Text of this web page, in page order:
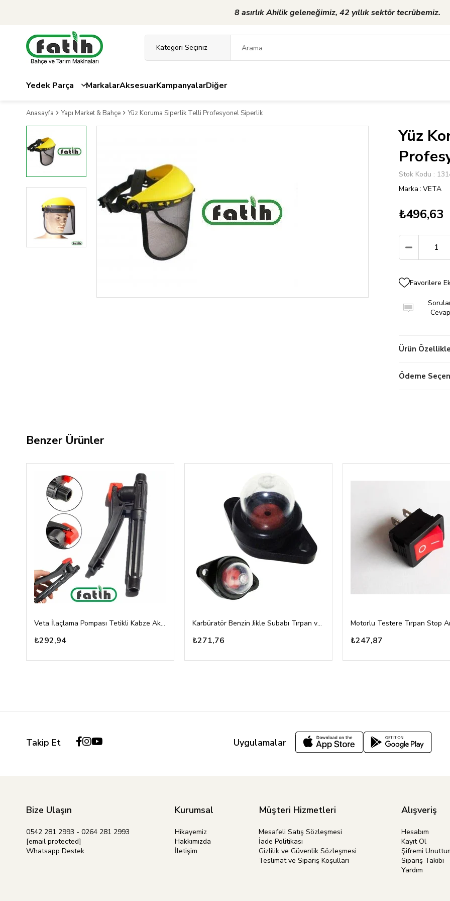
8 asırlık Ahilik geleneğimiz, 42 yıllık sektör tecrübemiz.
Yedek Parça MarkalarAksesuarKampanyalarDiğer
Anasayfa Yapı Market & Bahçe Yüz Koruma Siperlik Telli Profesyonel Siperlik
Yüz
Stok Kodu
Marka : VETA
₺496,63
Favorilere
Ürün
Ödeme
Benzer Ürünler
Veta İlaçlama Pompası Tetikli Kabze Akülü, Mekanik 16A, 16T
₺292,94
Karbüratör Benzin Jikle Subabı Tırpan ve Testere Vidalı Tip
₺271,76 ₺247,87
Takip Et Uygulamalar
Bize Ulaşın
0542 281 2993 - 0264 281 2993
[email protected]
Whatsapp Destek
Kurumsal
Hikayemiz
Hakkımızda
İletişim
Müşteri Hizmetleri
Mesafeli Satış Sözleşmesi
İade Politikası
Gizlilik ve Güvenlik Sözleşmesi
Teslimat ve Sipariş Koşulları
Alışveriş
Hesabım
Kayıt Ol
Şifremi
Sipariş Takibi
Yardım